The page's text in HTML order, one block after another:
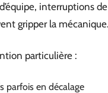
interruptions
gripper la mécanique.
particulière :
parfois en décalage